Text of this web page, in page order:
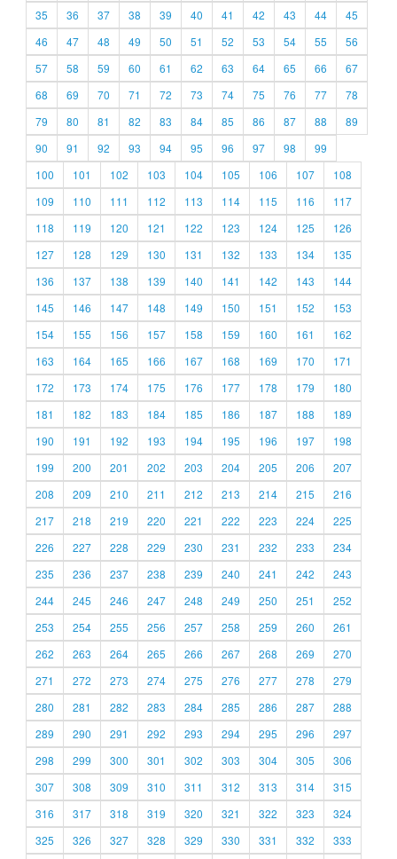
35
36 37 38 39 40 41 42 43 44
45
46
47 48 49 50 51 52 53 54 55
56
57
58 59 60 61 62 63 64 65 66
67
68
69 70 71 72 73 74 75 76 77
78
79
80 81 82 83 84 85 86 87 88
89
90
91 92 93 94 95 96 97 98
99
100
101 102 103 104 105 106 107
108
109
110 111 112 113 114 115 116
117
118
119 120 121 122 123 124 125
126
127
128 129 130 131 132 133 134
135
136
137 138 139 140 141 142 143
144
145
146 147 148 149 150 151 152
153
154
155 156 157 158 159 160 161
162
163
164 165 166 167 168 169 170
171
172
173 174 175 176 177 178 179
180
181
182 183 184 185 186 187 188
189
190
191 192 193 194 195 196 197
198
199
200 201 202 203 204 205 206
207
208
209 210 211 212 213 214 215
216
217
218 219 220 221 222 223 224
225
226
227 228 229 230 231 232 233
234
235
236 237 238 239 240 241 242
243
244
245 246 247 248 249 250 251
252
253
254 255 256 257 258 259 260
261
262
263 264 265 266 267 268 269
270
271
272 273 274 275 276 277 278
279
280
281 282 283 284 285 286 287
288
289
290 291 292 293 294 295 296
297
298
299 300 301 302 303 304 305
306
307
308 309 310 311 312 313 314
315
316
317 318 319 320 321 322 323
324
325
326 327 328 329 330 331 332 333